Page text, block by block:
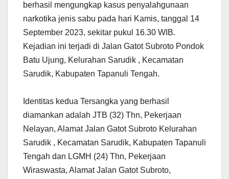
berhasil mengungkap kasus penyalahgunaan
narkotika jenis sabu pada hari Kamis, tanggal 14
September 2023, sekitar pukul 16.30 WIB.
Kejadian ini terjadi di Jalan Gatot Subroto Pondok
Batu Ujung, Kelurahan Sarudik , Kecamatan
Sarudik, Kabupaten Tapanuli Tengah.
Identitas kedua Tersangka yang berhasil
diamankan adalah JTB (32) Thn, Pekerjaan
Nelayan, Alamat Jalan Gatot Subroto Kelurahan
Sarudik , Kecamatan Sarudik, Kabupaten Tapanuli
Tengah dan LGMH (24) Thn, Pekerjaan
Wiraswasta, Alamat Jalan Gatot Subroto,